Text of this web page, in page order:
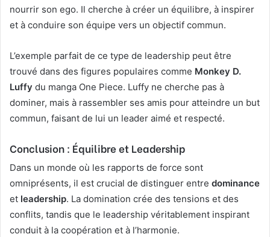
nourrir son ego. Il cherche à créer un équilibre, à inspirer
et à conduire son équipe vers un objectif commun.
L’exemple parfait de ce type de leadership peut être
trouvé dans des figures populaires comme Monkey D.
Luffy du manga One Piece. Luffy ne cherche pas à
dominer, mais à rassembler ses amis pour atteindre un but
commun, faisant de lui un leader aimé et respecté.
Conclusion : Équilibre et Leadership
Dans un monde où les rapports de force sont
omniprésents, il est crucial de distinguer entre dominance
et leadership. La domination crée des tensions et des
conflits, tandis que le leadership véritablement inspirant
conduit à la coopération et à l’harmonie.